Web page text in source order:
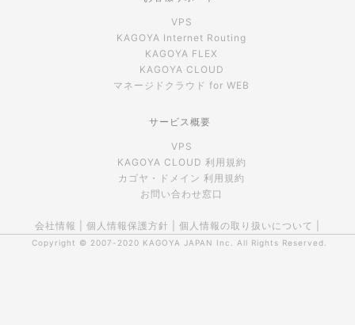
VPS
KAGOYA Internet Routing
KAGOYA FLEX
KAGOYA CLOUD
マネージドクラウド for WEB
サービス概要
VPS
KAGOYA CLOUD 利用規約
カゴヤ・ドメイン 利用規約
お問い合わせ窓口
会社情報 個人情報保護方針 個人情報の取り扱いについて
Copyright © 2007-2020 KAGOYA JAPAN Inc. All Rights Reserved.